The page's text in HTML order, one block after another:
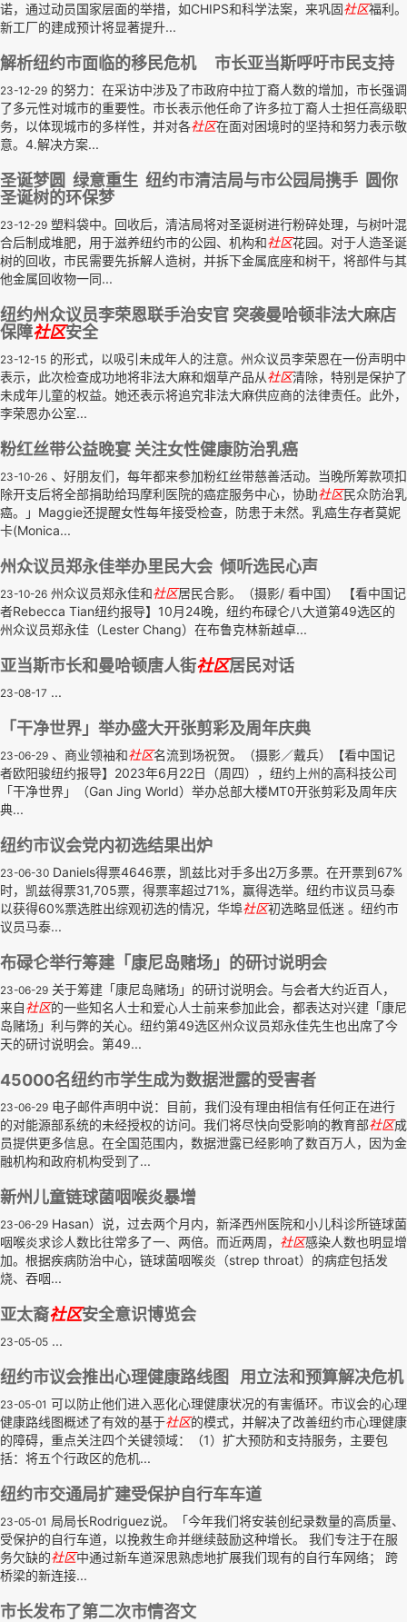
诺，通过动员国家层面的举措，如CHIPS和科学法案，来巩固社区福利。
新工厂的建成预计将显著提升...
解析纽约市面临的移民危机 市长亚当斯呼吁市民支持
23-12-29 的努力：在采访中涉及了市政府中拉丁裔人数的增加，市长强调
了多元性对城市的重要性。市长表示他任命了许多拉丁裔人士担任高级职
务，以体现城市的多样性，并对各社区在面对困境时的坚持和努力表示敬
意。4.解决方案...
圣诞梦圆 绿意重生 纽约市清洁局与市公园局携手 圆你
圣诞树的环保梦
23-12-29 塑料袋中。回收后，清洁局将对圣诞树进行粉碎处理，与树叶混
合后制成堆肥，用于滋养纽约市的公园、机构和社区花园。对于人造圣诞
树的回收，市民需要先拆解人造树，并拆下金属底座和树干，将部件与其
他金属回收物一同...
纽约州众议员李荣恩联手治安官 突袭曼哈顿非法大麻店
保障社区安全
23-12-15 的形式，以吸引未成年人的注意。州众议员李荣恩在一份声明中
表示，此次检查成功地将非法大麻和烟草产品从社区清除，特别是保护了
未成年儿童的权益。她还表示将追究非法大麻供应商的法律责任。此外，
李荣恩办公室...
粉红丝带公益晚宴 关注女性健康防治乳癌
23-10-26 、好朋友们，每年都来参加粉红丝带慈善活动。当晚所筹款项扣
除开支后将全部捐助给玛摩利医院的癌症服务中心，协助社区民众防治乳
癌。」Maggie还提醒女性每年接受检查，防患于未然。乳癌生存者莫妮
卡(Monica...
州众议员郑永佳举办里民大会 倾听选民心声
23-10-26 州众议员郑永佳和社区居民合影。（摄影/ 看中国） 【看中国记
者Rebecca Tian纽约报导】10月24晚，纽约布碌仑八大道第49选区的
州众议员郑永佳（Lester Chang）在布鲁克林新越卓...
亚当斯市长和曼哈顿唐人街社区居民对话
23-08-17 ...
「干净世界」举办盛大开张剪彩及周年庆典
23-06-29 、商业领袖和社区名流到场祝贺。（摄影／戴兵）【看中国记
者欧阳骏纽约报导】2023年6月22日（周四），纽约上州的高科技公司
「干净世界」（Gan Jing World）举办总部大楼MT0开张剪彩及周年庆
典...
纽约市议会党内初选结果出炉
23-06-30 Daniels得票4646票，凯兹比对手多出2万多票。在开票到67%
时，凯兹得票31,705票，得票率超过71%，赢得选举。纽约市议员马泰
以获得60%票选胜出综观初选的情况，华埠社区初选略显低迷 。纽约市
议员马泰...
布碌仑举行筹建「康尼岛赌场」的研讨说明会
23-06-29 关于筹建「康尼岛赌场」的研讨说明会。与会者大约近百人，
来自社区的一些知名人士和爱心人士前来参加此会，都表达对兴建「康尼
岛赌场」利与弊的关心。纽约第49选区州众议员郑永佳先生也出席了今
天的研讨说明会。第49...
45000名纽约市学生成为数据泄露的受害者
23-06-29 电子邮件声明中说：目前，我们没有理由相信有任何正在进行
的对能源部系统的未经授权的访问。我们将尽快向受影响的教育部社区成
员提供更多信息。在全国范围内，数据泄露已经影响了数百万人，因为金
融机构和政府机构受到了...
新州儿童链球菌咽喉炎暴增
23-06-29 Hasan）说，过去两个月内，新泽西州医院和小儿科诊所链球菌
咽喉炎求诊人数比往常多了一、两倍。而近两周， 社区感染人数也明显增
加。根据疾病防治中心，链球菌咽喉炎（strep throat）的病症包括发
烧、吞咽...
亚太裔社区安全意识博览会
23-05-05 ...
纽约市议会推出心理健康路线图 用立法和预算解决危机
23-05-01 可以防止他们进入恶化心理健康状况的有害循环。市议会的心理
健康路线图概述了有效的基于社区的模式，并解决了改善纽约市心理健康
的障碍，重点关注四个关键领域：（1）扩大预防和支持服务，主要包
括：将五个行政区的危机...
纽约市交通局扩建受保护自行车车道
23-05-01 局局长Rodriguez说。「今年我们将安装创纪录数量的高质量、
受保护的自行车道，以挽救生命并继续鼓励这种增长。 我们专注于在服
务欠缺的社区中通过新车道深思熟虑地扩展我们现有的自行车网络； 跨
桥梁的新连接...
市长发布了第二次市情咨文